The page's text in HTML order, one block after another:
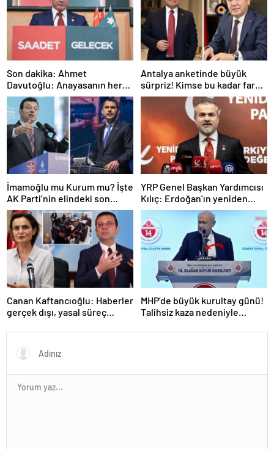
Son dakika: Ahmet
Davutoğlu: Anayasanın her
şeyini tartışalım
Antalya anketinde büyük
sürpriz! Kimse bu kadar fark
beklemiyordu
İmamoğlu mu Kurum mu? İşte
AK Parti’nin elindeki son
İstanbul anketi
YRP Genel Başkan Yardımcısı
Kılıç: Erdoğan’ın yeniden
adaylığına hiçbir muhalefet
partisi evet demeyecektir
Canan Kaftancıoğlu: Haberler
gerçek dışı, yasal süreç
MHP’de büyük kurultay günü!
Talihsiz kaza nedeniyle
Bahçeli, İmamoğlu’nu hedef